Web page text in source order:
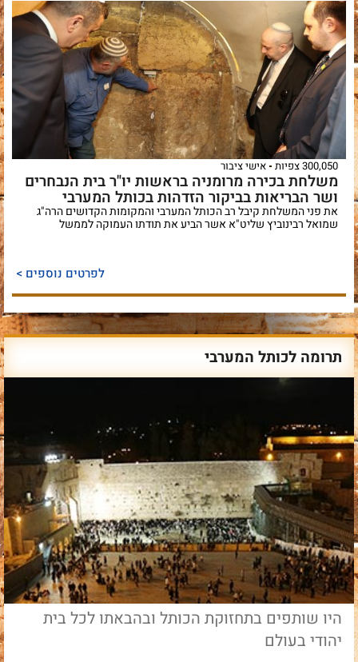
300,050 צפיות אישי ציבור
משלחת בכירה מרומניה בראשות יו"ר בית הנבחרים
ושר הבריאות בביקור הזדהות בכותל המערבי
את פני המשלחת קיבל רב הכותל המערבי והמקומות הקדושים הרה"ג
שמואל רבינוביץ שליט"א אשר הביע את תודתו העמוקה לממשל
לפרטים נוספים >
תרומה לכותל המערבי
היו שותפים בתחזוקת הכותל ובהבאתו לכל בית
יהודי בעולם